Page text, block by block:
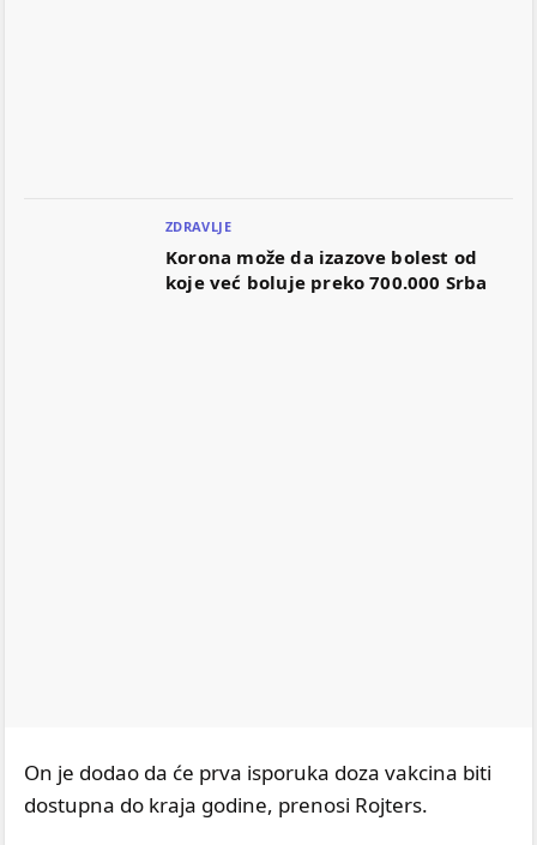
ZDRAVLJE
Korona može da izazove bolest od
koje već boluje preko 700.000 Srba
On je dodao da će prva isporuka doza vakcina biti
dostupna do kraja godine, prenosi Rojters.